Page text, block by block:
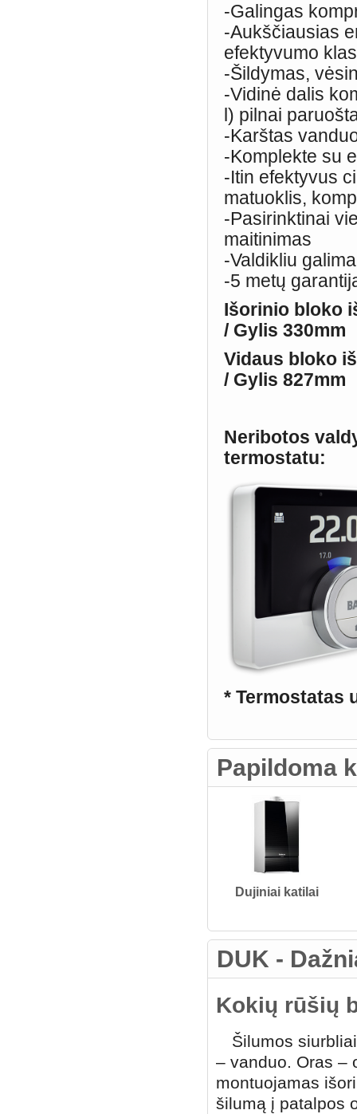
-Galingas
-Aukščiausias
efektyvumo
-Šildymas,
-Vidinė dalis
l) pilnai
-Karštas
-Komplekte su
-Itin efektyvus
matuoklis,
-Pasirinktinai
maitinimas
-Valdikliu
-5 metų
Išorinio bloko
/ Gylis 330mm
Vidaus bloko
/ Gylis 827mm
Neribotos
termostatu:
* Termostatas
Papildoma
Dujiniai katilai
DUK -
Kokių rūšių
Šilumos
– vanduo. Oras –
montuojamas
šilumą į patalpos